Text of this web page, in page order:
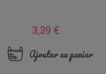
Prix
3,39 €
Ajouter au panier